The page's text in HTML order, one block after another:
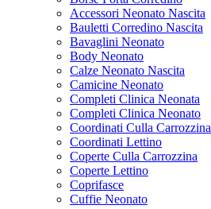
Accessori Neonato Nascita
Bauletti Corredino Nascita
Bavaglini Neonato
Body Neonato
Calze Neonato Nascita
Camicine Neonato
Completi Clinica Neonata
Completi Clinica Neonato
Coordinati Culla Carrozzina
Coordinati Lettino
Coperte Culla Carrozzina
Coperte Lettino
Coprifasce
Cuffie Neonato